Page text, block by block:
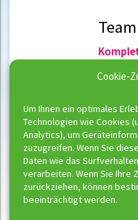
Cookie-
Um Ihnen ein optimales
Technologien wie Cookies
Analytics), um
zuzugreifen. Wenn Sie
Daten wie das
verarbeiten. Wenn Sie Ihre
zurückziehen, können
beeinträchtigt werden.